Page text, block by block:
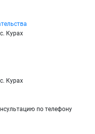
Курах
Курах
по телефону